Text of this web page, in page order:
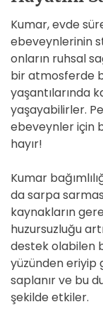
Kumar, evde
ebeveynlerinin
onların ruhsal
bir atmosferde
yaşantılarında
yaşayabilirler.
ebeveynler için
hayır!
Kumar
da sarpa
kaynakların
huzursuzluğu
destek olabilen
yüzünden eriyip
saplanır ve bu
şekilde etkiler.